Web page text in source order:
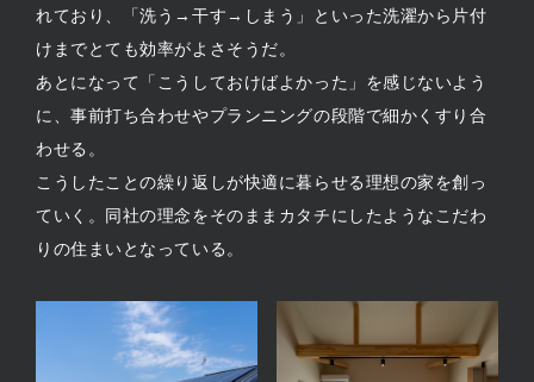
れており、「洗う→干す→しまう」といった洗濯から片付
けまでとても効率がよさそうだ。
あとになって「こうしておけばよかった」を感じないよう
に、事前打ち合わせやプランニングの段階で細かくすり合
わせる。
こうしたことの繰り返しが快適に暮らせる理想の家を創っ
ていく。同社の理念をそのままカタチにしたようなこだわ
りの住まいとなっている。